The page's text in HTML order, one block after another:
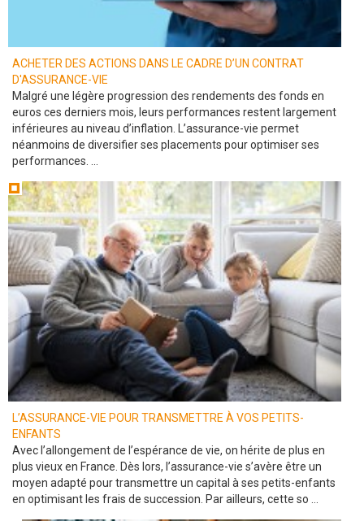
ACHETER DES ACTIONS DANS LE CADRE D’UN CONTRAT
D'ASSURANCE-VIE
Malgré une légère progression des rendements des fonds en
euros ces derniers mois, leurs performances restent largement
inférieures au niveau d’inflation. L’assurance-vie permet
néanmoins de diversifier ses placements pour optimiser ses
performances. ...
L’ASSURANCE-VIE POUR TRANSMETTRE À VOS PETITS-
ENFANTS
Avec l’allongement de l’espérance de vie, on hérite de plus en
plus vieux en France. Dès lors, l’assurance-vie s’avère être un
moyen adapté pour transmettre un capital à ses petits-enfants
en optimisant les frais de succession. Par ailleurs, cette so ...